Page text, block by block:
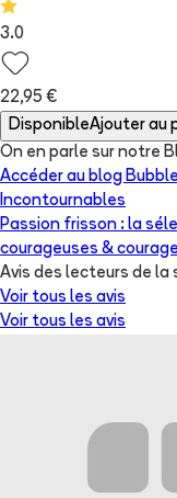
3.0
22,95 €
DisponibleAjouter au
On en parle sur notre
Accéder au blog Bubble
Incontournables
Passion frisson : la
courageuses &
Avis des lecteurs de la
Voir tous les avis
Voir tous les avis